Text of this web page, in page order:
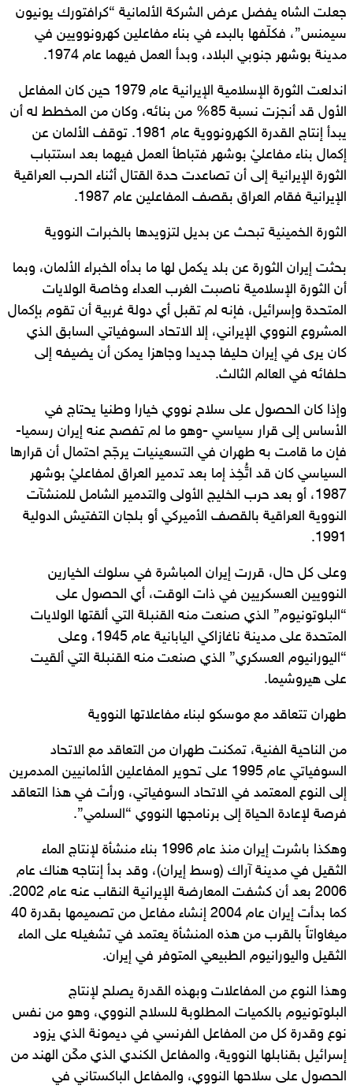
جعلت الشاه يفضل عرض الشركة الألمانية “كرافتورك يونيون
سيمنس”، فكلّفها بالبدء في بناء مفاعلين كهرونوويين في
مدينة بوشهر جنوبي البلاد، وبدأ العمل فيهما عام 1974.
اندلعت الثورة الإسلامية الإيرانية عام 1979 حين كان المفاعل
الأول قد أنجزت نسبة 85% من بنائه، وكان من المخطط له أن
يبدأ إنتاج القدرة الكهرونووية عام 1981. توقف الألمان عن
إكمال بناء مفاعليْ بوشهر فتباطأ العمل فيهما بعد استتباب
الثورة الإيرانية إلى أن تصاعدت حدة القتال أثناء الحرب العراقية
الإيرانية فقام العراق بقصف المفاعلين عام 1987.
الثورة الخمينية تبحث عن بديل لتزويدها بالخبرات النووية
بحثت إيران الثورة عن بلد يكمل لها ما بدأه الخبراء الألمان، وبما
أن الثورة الإسلامية ناصبت الغرب العداء وخاصة الولايات
المتحدة وإسرائيل، فإنه لم تقبل أي دولة غربية أن تقوم بإكمال
المشروع النووي الإيراني، إلا الاتحاد السوفياتي السابق الذي
كان يرى في إيران حليفا جديدا وجاهزا يمكن أن يضيفه إلى
حلفائه في العالم الثالث.
وإذا كان الحصول على سلاح نووي خيارا وطنيا يحتاج في
الأساس إلى قرار سياسي -وهو ما لم تفصح عنه إيران رسميا-
فإن ما قامت به طهران في التسعينيات يرجّح احتمال أن قرارها
السياسي كان قد اتُّخِذ إما بعد تدمير العراق لمفاعليْ بوشهر
1987، أو بعد حرب الخليج الأولى والتدمير الشامل للمنشآت
النووية العراقية بالقصف الأميركي أو بلجان التفتيش الدولية
1991.
وعلى كل حال، قررت إيران المباشرة في سلوك الخيارين
النوويين العسكريين في ذات الوقت، أي الحصول على
“البلوتونيوم” الذي صنعت منه القنبلة التي ألقتها الولايات
المتحدة على مدينة ناغازاكي اليابانية عام 1945، وعلى
“اليورانيوم العسكري” الذي صنعت منه القنبلة التي ألقيت
على هيروشيما.
طهران تتعاقد مع موسكو لبناء مفاعلاتها النووية
من الناحية الفنية، تمكنت طهران من التعاقد مع الاتحاد
السوفياتي عام 1995 على تحوير المفاعلين الألمانيين المدمرين
إلى النوع المعتمد في الاتحاد السوفياتي، ورأت في هذا التعاقد
فرصة لإعادة الحياة إلى برنامجها النووي “السلمي”.
وهكذا باشرت إيران منذ عام 1996 بناء منشأة لإنتاج الماء
الثقيل في مدينة آراك (وسط إيران)، وقد بدأ إنتاجه هناك عام
2006 بعد أن كشفت المعارضة الإيرانية النقاب عنه عام 2002.
كما بدأت إيران عام 2004 إنشاء مفاعل من تصميمها بقدرة 40
ميغاواتاً بالقرب من هذه المنشأة يعتمد في تشغيله على الماء
الثقيل واليورانيوم الطبيعي المتوفر في إيران.
وهذا النوع من المفاعلات وبهذه القدرة يصلح لإنتاج
البلوتونيوم بالكميات المطلوبة للسلاح النووي، وهو من نفس
نوع وقدرة كل من المفاعل الفرنسي في ديمونة الذي يزود
إسرائيل بقنابلها النووية، والمفاعل الكندي الذي مكّن الهند من
الحصول على سلاحها النووي، والمفاعل الباكستاني في